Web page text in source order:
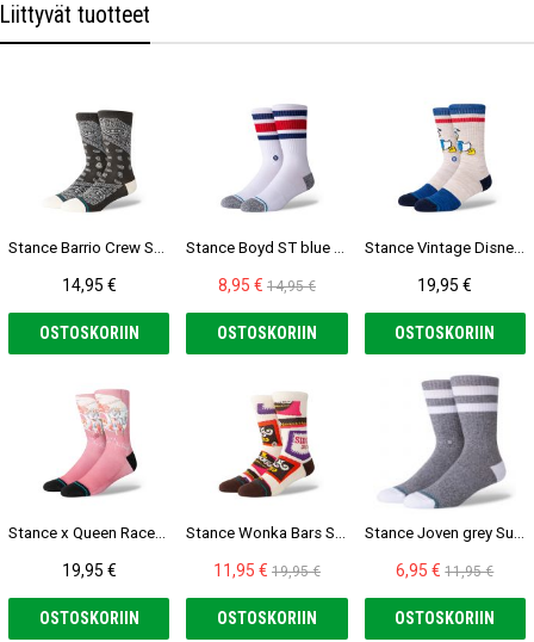
Liittyvät tuotteet
14,95 €
OSTOSKORIIN
8,95 € 14,95 €
OSTOSKORIIN
Stance Vintage Disney 2020 Natural Sukat
19,95 €
OSTOSKORIIN
19,95 €
OSTOSKORIIN
11,95 € 19,95 €
OSTOSKORIIN
6,95 € 11,95 €
OSTOSKORIIN